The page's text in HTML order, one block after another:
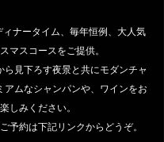
ィナータイム、毎年恒例、大人気
マスコースをご提供。
ら見下ろす夜景と共にモダンチャ
アムなシャンパンや、ワインをお
楽しみください。​
予約は下記リンクからどうぞ。